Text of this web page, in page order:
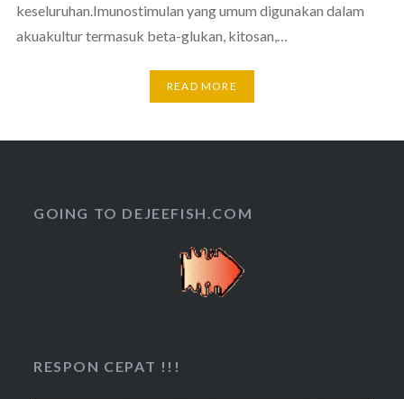
keseluruhan.Imunostimulan yang umum digunakan dalam
akuakultur termasuk beta-glukan, kitosan,…
READ MORE
GOING TO DEJEEFISH.COM
RESPON CEPAT !!!